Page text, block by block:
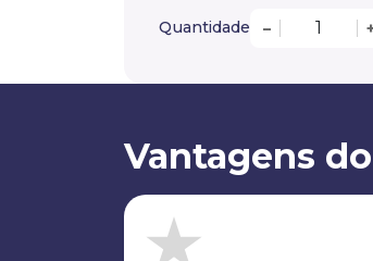
Quantidade – +
Vantagens